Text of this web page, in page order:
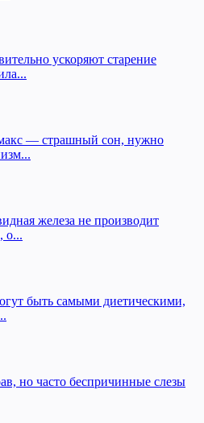
ускоряют старение
— страшный сон, нужно
железа не производит
о...
быть самыми диетическими,
но часто беспричинные слезы